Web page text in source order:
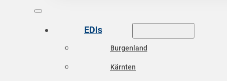
EDIs
Burgenland
Kärnten